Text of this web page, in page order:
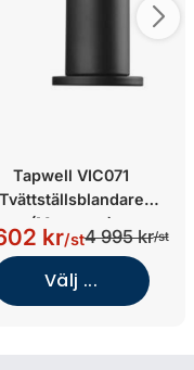
Tapwell VIC071
Tvättställsblandare
(Mattsvart)
kr/st4 995 kr/st
Välj ...